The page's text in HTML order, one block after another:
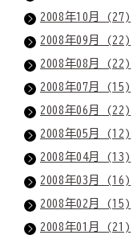
2008年10月 (27)
2008年09月 (22)
2008年08月 (22)
2008年07月 (15)
2008年06月 (22)
2008年05月 (12)
2008年04月 (13)
2008年03月 (16)
2008年02月 (15)
2008年01月 (21)